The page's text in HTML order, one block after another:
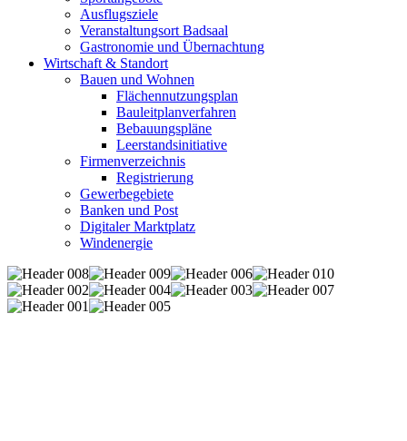
Ausflugsziele
Veranstaltungsort Badsaal
Gastronomie und Übernachtung
Wirtschaft & Standort
Bauen und Wohnen
Flächennutzungsplan
Bauleitplanverfahren
Bebauungspläne
Leerstandsinitiative
Firmenverzeichnis
Registrierung
Gewerbegebiete
Banken und Post
Digitaler Marktplatz
Windenergie